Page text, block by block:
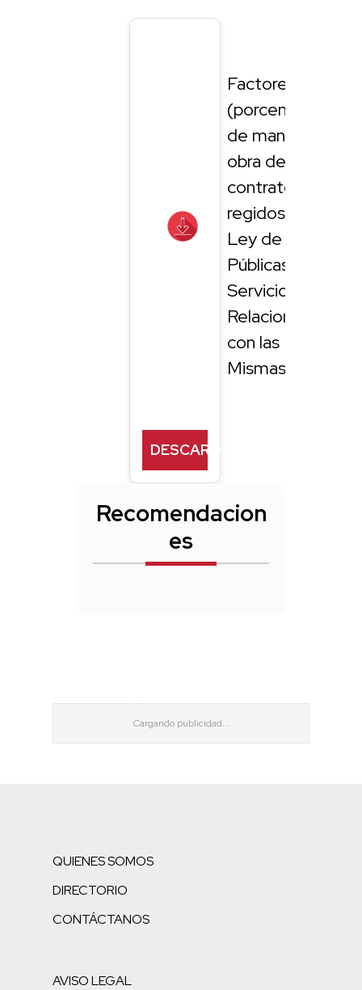
Factores
(porcentajes)
de mano de
obra de los
contratos
regidos por la
Ley de Obras
Públicas y
Servicios
Relacionados
con las
Mismas
DESCARGAR
Recomendacion
es
QUIENES SOMOS
DIRECTORIO
CONTÁCTANOS
AVISO LEGAL